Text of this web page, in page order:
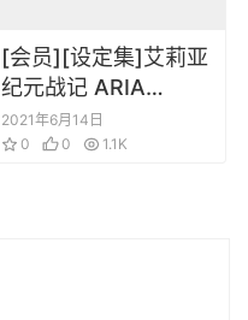
[会员][设定集]艾莉亚
纪元战记 ARIA
CHRONICLE插画设定
集
2021年6月14日
0
0 1.1K